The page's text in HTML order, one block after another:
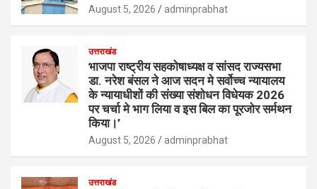
August 5, 2026 adminprabhat
उत्तराखंड
भाजपा राष्ट्रीय सहकोषाध्यक्ष व सांसद राज्यसभा
डा. नरेश बंसल ने आज सदन मे सर्वोच्च न्यायालय
के न्यायाधीशों की संख्या संशोधन विधेयक 2026
पर चर्चा मे भाग लिया व इस बिल का पूरजोर सर्मथन
किया।’
August 5, 2026 adminprabhat
उत्तराखंड